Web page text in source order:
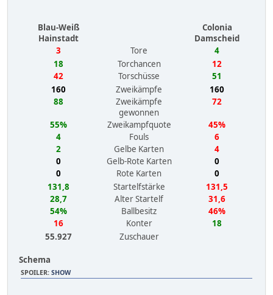
Blau-Weiß
Hainstadt
Colonia
Damscheid
3
Tore
4
18
Torchancen
12
42
Torschüsse
51
160
Zweikämpfe
160
88
Zweikämpfe
gewonnen
72
55% Zweikampfquote
45%
4
Fouls
6
2
Gelbe Karten
4
0
Gelb-Rote Karten
0
0
Rote Karten
0
131,8
Startelfstärke
131,5
28,7
Alter Startelf
31,6
54%
Ballbesitz
46%
16
Konter
18
55.927
Zuschauer
Schema
SPOILER: SHOW